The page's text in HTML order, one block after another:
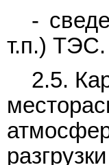
-
т.п.) ТЭС.
2.5.